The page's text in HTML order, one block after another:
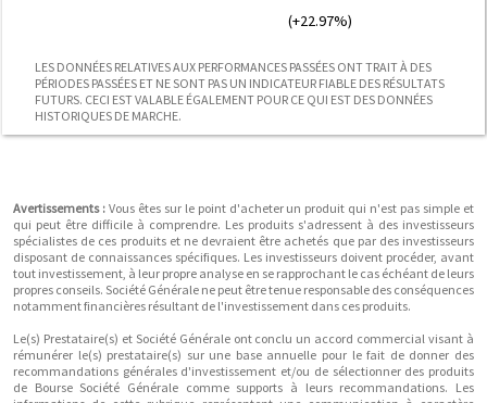
(+22.97%)
LES DONNÉES RELATIVES AUX PERFORMANCES PASSÉES ONT TRAIT À DES
PÉRIODES PASSÉES ET NE SONT PAS UN INDICATEUR FIABLE DES RÉSULTATS
FUTURS. CECI EST VALABLE ÉGALEMENT POUR CE QUI EST DES DONNÉES
HISTORIQUES DE MARCHE.
Avertissements :Vous êtes sur le point d'acheter un produit qui n'est pas simple et
qui peut être difficile à comprendre. Les produits s'adressent à des investisseurs
spécialistes de ces produits et ne devraient être achetés que par des investisseurs
disposant de connaissances spécifiques. Les investisseurs doivent procéder, avant
tout investissement, à leur propre analyse en se rapprochant le cas échéant de leurs
propres conseils. Société Générale ne peut être tenue responsable des conséquences
notamment financières résultant de l'investissement dans ces produits.
Le(s) Prestataire(s) et Société Générale ont conclu un accord commercial visant à
rémunérer le(s) prestataire(s) sur une base annuelle pour le fait de donner des
recommandations générales d'investissement et/ou de sélectionner des produits
de Bourse Société Générale comme supports à leurs recommandations. Les